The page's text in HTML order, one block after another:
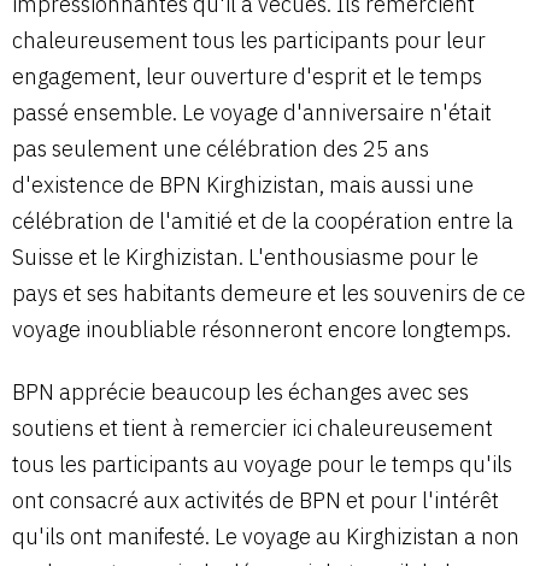
chaleureusement tous les participants pour leur
engagement, leur ouverture d'esprit et le temps
passé ensemble. Le voyage d'anniversaire n'était
pas seulement une célébration des 25 ans
d'existence de BPN Kirghizistan, mais aussi une
célébration de l'amitié et de la coopération entre la
Suisse et le Kirghizistan. L'enthousiasme pour le
pays et ses habitants demeure et les souvenirs de ce
voyage inoubliable résonneront encore longtemps.
BPN apprécie beaucoup les échanges avec ses
soutiens et tient à remercier ici chaleureusement
tous les participants au voyage pour le temps qu'ils
ont consacré aux activités de BPN et pour l'intérêt
qu'ils ont manifesté. Le voyage au Kirghizistan a non